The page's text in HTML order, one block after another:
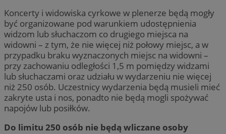
Koncerty i widowiska cyrkowe w plenerze będą mogły
być organizowane pod warunkiem udostępnienia
widzom lub słuchaczom co drugiego miejsca na
widowni – z tym, że nie więcej niż połowy miejsc, a w
przypadku braku wyznaczonych miejsc na widowni –
przy zachowaniu odległości 1,5 m pomiędzy widzami
lub słuchaczami oraz udziału w wydarzeniu nie więcej
niż 250 osób. Uczestnicy wydarzenia będą musieli mieć
zakryte usta i nos, ponadto nie będą mogli spożywać
napojów lub posiłków.
Do limitu 250 osób nie będą wliczane osoby